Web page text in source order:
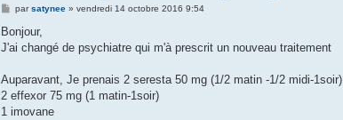
M
s
a
parsatynee» vendredi 14 octobre 2016 9:54
Bonjour,
J'ai changé de psychiatre qui m'à prescrit un nouveau traitement
Auparavant, Je prenais 2 seresta 50 mg (1/2 matin -1/2 midi-1soir)
2 effexor 75 mg (1 matin-1soir)
1 imovane